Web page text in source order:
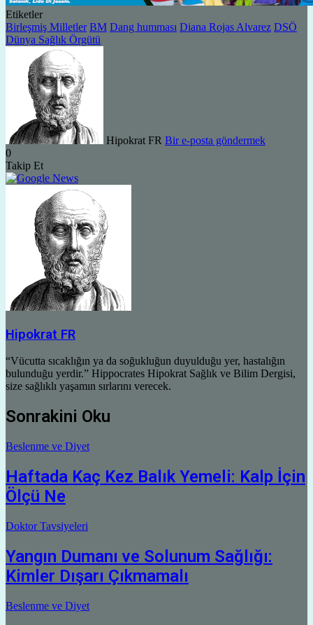
Etiketler
Birleşmiş Milletler BM Dang humması Diana Rojas Alvarez DSÖ
Dünya Sağlık Örgütü
Hipokrat FR Bir e-posta göndermek
0
Takip Et
Hipokrat FR
“Vücutta sıcaklığın ya da soğukluğun duyulduğu yer, hastalığın
bulunduğu yerdir.” Hippocrates Hipokrat Sağlık ve Bilim Dergisi,
size sağlıklı yaşamın sırlarını verecek.
Sonrakini Oku
Beslenme ve Diyet
Haftada Kaç Kez Balık Yemeli: Kalp İçin
Ölçü Ne
Doktor Tavsiyeleri
Yangın Dumanı ve Solunum Sağlığı:
Kimler Dışarı Çıkmamalı
Beslenme ve Diyet